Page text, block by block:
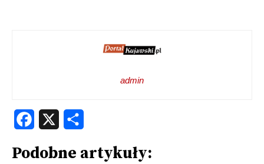
admin
Facebook
Podobne artykuły: